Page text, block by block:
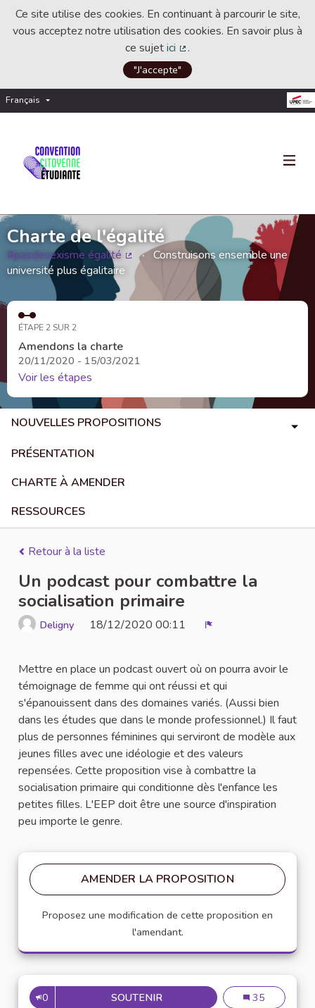
Ce site utilise des cookies. En continuant à parcourir le site,
vous acceptez notre utilisation des cookies. En savoir plus à
ce sujetici
(Lien externe)
.
"J'accepte"
Français Choisir la langue
Charte de l'égalité
#pasdesexisme égalité
(Lien externe)
Construisons ensemble une
université plus égalitaire
ÉTAPE 2 SUR 2
Amendons la charte
20/11/2020 - 15/03/2021
Voir les étapes
NOUVELLES PROPOSITIONS
PRÉSENTATION
CHARTE À AMENDER
RESSOURCES
Retour à la liste
Un podcast pour combattre la
socialisation primaire
Deligny 18/12/2020 00:11
Mettre en place un podcast ouvert où on pourra avoir le
témoignage de femme qui ont réussi et qui
s'épanouissent dans des domaines variés. (Aussi bien
dans les études que dans le monde professionnel.) Il faut
plus de personnes féminines qui serviront de modèle aux
jeunes filles avec une idéologie et des valeurs
repensées. Cette proposition vise à combattre la
socialisation primaire qui conditionne dès l'enfance les
petites filles. L'EEP doit être une source d'inspiration
peu importe le genre.
AMENDER LA PROPOSITION
Proposez une modification de cette proposition en
l'amendant.
0 SOUTENIR UN PODCAST
Un podcast
35